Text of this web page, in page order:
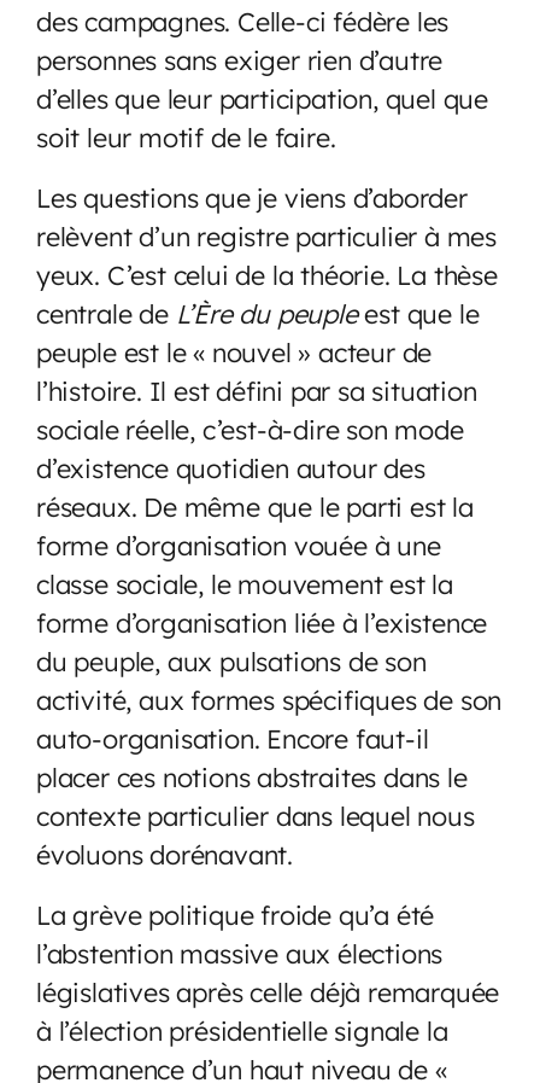
des campagnes. Celle-ci fédère les
personnes sans exiger rien d’autre
d’elles que leur participation, quel que
soit leur motif de le faire.
Les questions que je viens d’aborder
relèvent d’un registre particulier à mes
yeux. C’est celui de la théorie. La thèse
centrale de L’Ère du peupleest que le
peuple est le « nouvel » acteur de
l’histoire. Il est défini par sa situation
sociale réelle, c’est-à-dire son mode
d’existence quotidien autour des
réseaux. De même que le parti est la
forme d’organisation vouée à une
classe sociale, le mouvement est la
forme d’organisation liée à l’existence
du peuple, aux pulsations de son
activité, aux formes spécifiques de son
auto-organisation. Encore faut-il
placer ces notions abstraites dans le
contexte particulier dans lequel nous
évoluons dorénavant.
La grève politique froide qu’a été
l’abstention massive aux élections
législatives après celle déjà remarquée
à l’élection présidentielle signale la
permanence d’un haut niveau de «